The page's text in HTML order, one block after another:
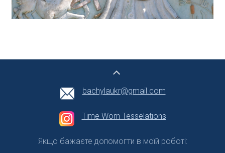
bachylaukr@gmail.com
Time Worn Tesselations
Якщо бажаєте допомогти в моїй роботі: